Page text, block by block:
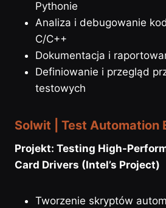
Pythonie
Analiza i debugowanie
C/C++
Dokumentacja i
Definiowanie i przegląd
testowych
Solwit | Test Automation
Projekt: Testing High-
Card Drivers (Intel’s Project)
Tworzenie skryptów